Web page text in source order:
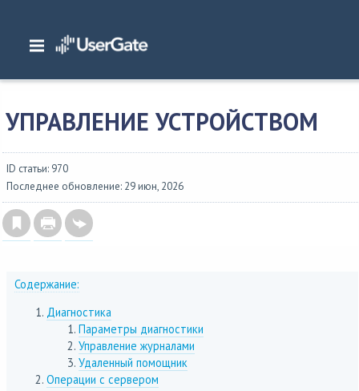
Главная/ Документация/NGFW
Настройка устройства
УПРАВЛЕНИЕ УСТРОЙСТВОМ
ID статьи: 970
Последнее обновление: 29 июн, 2026
Содержание:
Диагностика
Параметры диагностики
Управление журналами
Удаленный помощник
Операции с сервером